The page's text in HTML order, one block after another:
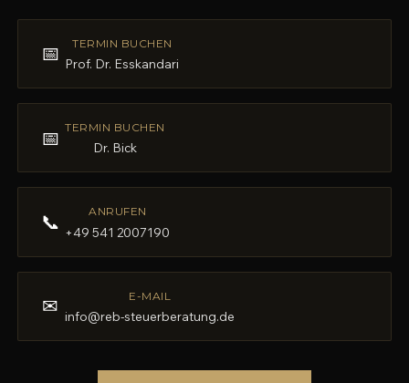
📅 TERMIN BUCHEN
Prof. Dr. Esskandari
📅 TERMIN BUCHEN
Dr. Bick
📞 ANRUFEN
+49 541 2007190
✉ E-MAIL
info@reb-steuerberatung.de